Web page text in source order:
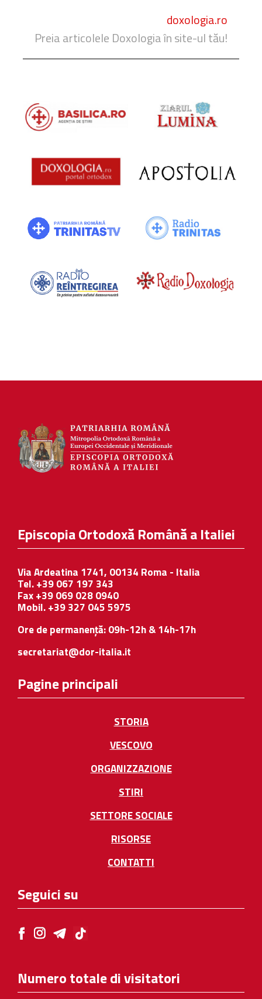
doxologia.ro
Preia articolele Doxologia în site-ul tău!
Episcopia Ortodoxă Română a Italiei
Via Ardeatina 1741, 00134 Roma - Italia
Tel. +39 067 197 343
Fax +39 069 028 0940
Mobil. +39 327 045 5975
Ore de permanență: 09h-12h & 14h-17h
secretariat@dor-italia.it
Pagine principali
STORIA
VESCOVO
ORGANIZZAZIONE
STIRI
SETTORE SOCIALE
RISORSE
CONTATTI
Seguici su
Numero totale di visitatori